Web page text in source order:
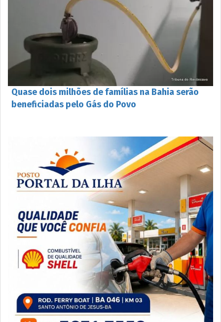
Quase dois milhões de famílias na Bahia serão
beneficiadas pelo Gás do Povo